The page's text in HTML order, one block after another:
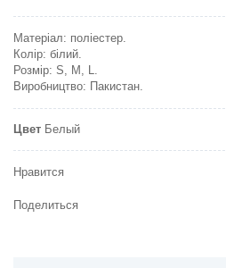
Матеріал: поліестер.
Колір: білий.
Розмір: S, M, L.
Виробництво: Пакистан.
Цвет Белый
Нравится
Поделиться